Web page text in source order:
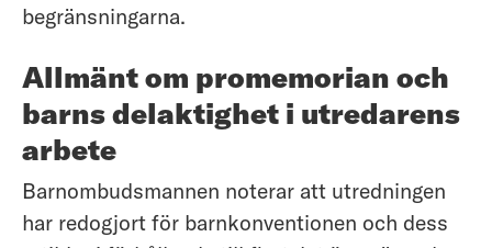
begränsningarna.
Allmänt om promemorian och
barns delaktighet i utredarens
arbete
Barnombudsmannen noterar att utredningen
har redogjort för barnkonventionen och dess